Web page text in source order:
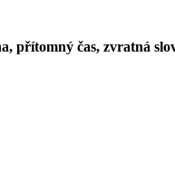
přítomný čas, zvratná